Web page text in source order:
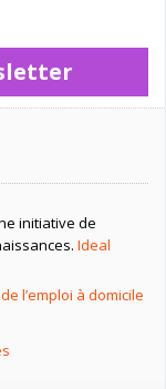
initiative de
Ideal
l’emploi à domicile